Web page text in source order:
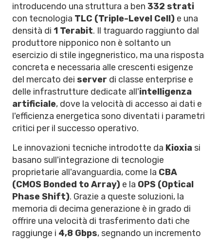
introducendo una struttura a ben 332 strati
con tecnologia TLC (Triple-Level Cell) e una
densità di 1 Terabit. Il traguardo raggiunto dal
produttore nipponico non è soltanto un
esercizio di stile ingegneristico, ma una risposta
concreta e necessaria alle crescenti esigenze
del mercato dei server di classe enterprise e
delle infrastrutture dedicate all'intelligenza
artificiale, dove la velocità di accesso ai dati e
l'efficienza energetica sono diventati i parametri
critici per il successo operativo.
Le innovazioni tecniche introdotte da Kioxia si
basano sull'integrazione di tecnologie
proprietarie all'avanguardia, come la CBA
(CMOS Bonded to Array) e la OPS (Optical
Phase Shift). Grazie a queste soluzioni, la
memoria di decima generazione è in grado di
offrire una velocità di trasferimento dati che
raggiunge i 4,8 Gbps, segnando un incremento